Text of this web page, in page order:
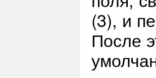
(3), и
После